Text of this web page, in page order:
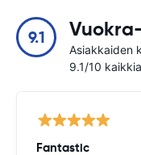
9.1
Asiakkaiden
9.1/10
Fantastic